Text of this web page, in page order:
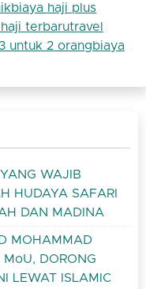
biaya haji plus
terbarutravel
untuk 2 orangbiaya
WAJIB
HUDAYA SAFARI
DAN MADINA
MOHAMMAD
MoU, DORONG
LEWAT ISLAMIC